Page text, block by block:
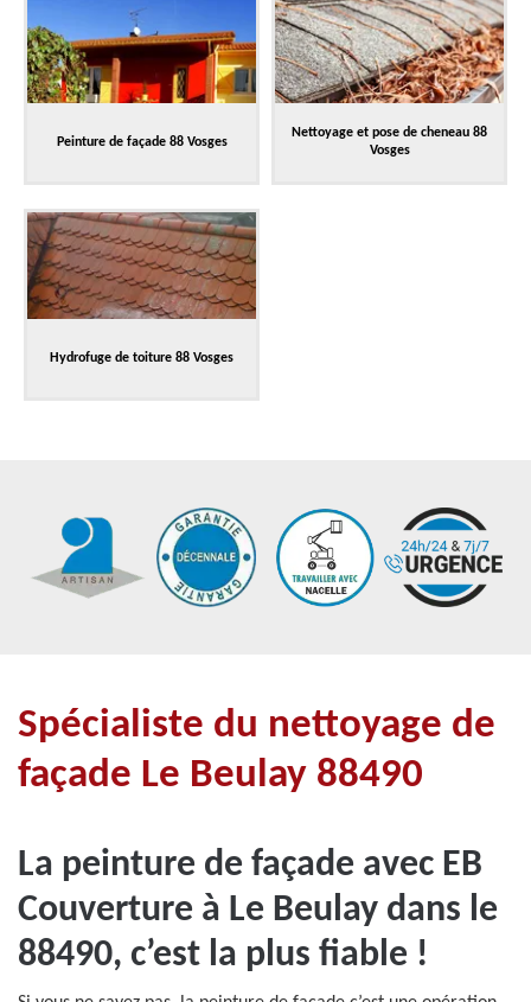
Peinture de façade 88 Vosges
Nettoyage et pose de cheneau 88
Vosges
Hydrofuge de toiture 88 Vosges
Spécialiste du nettoyage de
façade Le Beulay 88490
La peinture de façade avec EB
Couverture à Le Beulay dans le
88490, c’est la plus fiable !